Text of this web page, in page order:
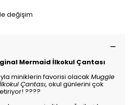
değişim
Mermaid İlkokul Çantası
miniklerin favorisi olacak Muggle
Çantası, okul günlerini çok
????